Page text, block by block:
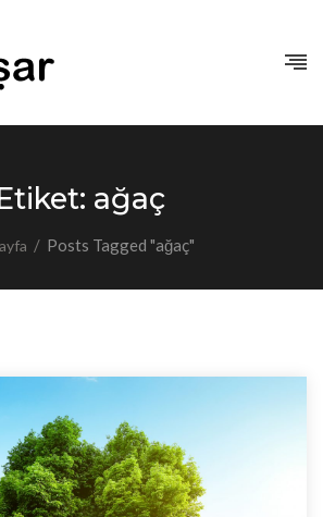
ağaç
/ Posts Tagged "ağaç"